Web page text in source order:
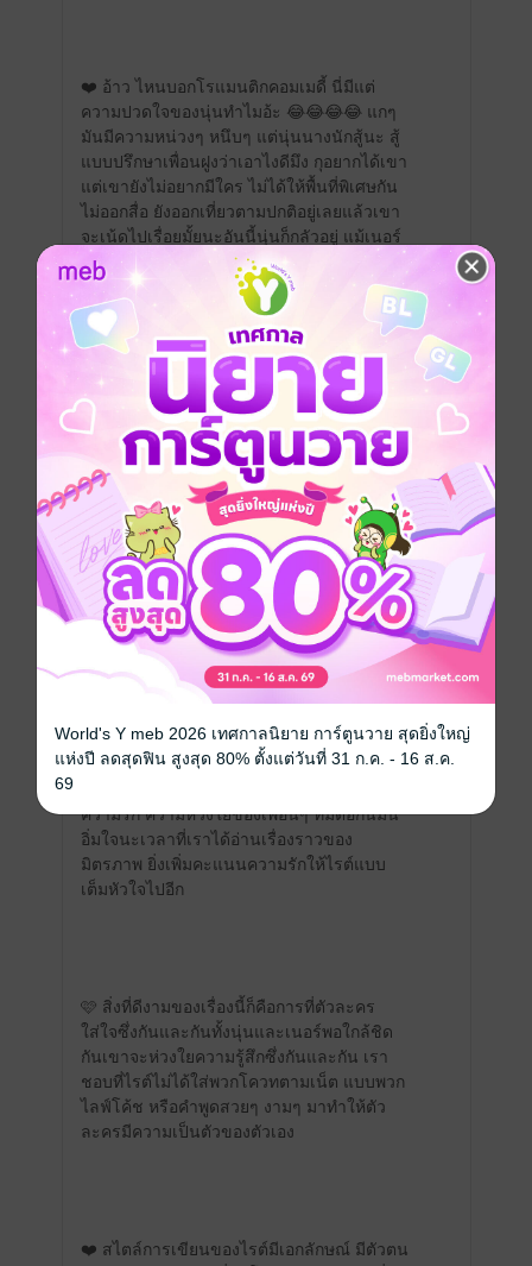
❤️ อ้าว ไหนบอกโรแมนติกคอมเมดี้ นี่มีแต่
ความปวดใจของนุ่นทำไมอ้ะ 😂😂😂😂 แกๆ
มันมีความหน่วงๆ หนึบๆ แต่นุ่นนางนักสู้นะ สู้
แบบปรึกษาเพื่อนฝูงว่าเอาไงดีมึง กุอยากได้เขา
แต่เขายังไม่อยากมีใคร ไม่ได้ให้พื้นที่พิเศษกัน
ไม่ออกสื่อ ยังออกเที่ยวตามปกติอยู่เลยแล้วเขา
จะเน้ดไปเรื่อยมั้ยนะอันนี้นุ่นก็กลัวอยู่ แม้เนอร์
จะไม่ใช่ผู้ชายแบบพิมพ์นิยมนำมาเป็นแฟนก็
จริงแต่คนมันถลำใจไปแล้วก็ขอสู้สักตั้งเถอะ
….
📌 เธออออออ มาอ่านเถอะงานนี้ของ สปกบ.ดี
อ้ะให้ฟีลวัยรุ่น วัยว้าวุ่นอย่างดีงัมมมม สำนวน
ของไรต์อ่านเพลินมาก นุบนิบหัวใจอยากได้เนอ
ร์เป็นของตัวเอง ความรักว่าดีแล้ว เรื่องเพื่อนยิ่ง
ดีมาก มาก มาก สปกบ.มีจุดเด่นเรื่องความ
เป็นกลุ่ม / แก๊ง ทำดี ทำถึงมากๆ
❤️ ในนี้ก็จะมีกลุ่มพระเอก นางเอกเรื่องนี้จะใส่
ความรัก ความห่วงใยของเพื่อนๆ ที่มีต่อกันมัน
อิ่มใจนะเวลาที่เราได้อ่านเรื่องราวของ
มิตรภาพ ยิ่งเพิ่มคะแนนความรักให้ไรต์แบบ
เต็มหัวใจไปอีก
🩷 สิ่งที่ดีงามของเรื่องนี้ก็คือการที่ตัวละคร
ใส่ใจซึ่งกันและกันทั้งนุ่นและเนอร์พอใกล้ชิด
กันเขาจะห่วงใยความรู้สึกซึ่งกันและกัน เรา
ชอบที่ไรต์ไม่ได้ใส่พวกโควทตามเน็ต แบบพวก
ไลฟ์โค้ช หรือคำพูดสวยๆ งามๆ มาทำให้ตัว
ละครมีความเป็นตัวของตัวเอง
❤️ สไตล์การเขียนของไรต์มีเอกลักษณ์ มีตัวตน
World's Y meb 2026 เทศกาลนิยาย การ์ตูนวาย สุดยิ่งใหญ่
แห่งปี ลดสุดฟิน สูงสุด 80% ตั้งแต่วันที่ 31 ก.ค. - 16 ส.ค.
69